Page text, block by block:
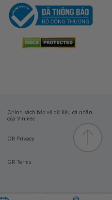
Chính sách bảo vệ dữ liệu cá nhân
của Vinmec
GR Privacy
GR Terms